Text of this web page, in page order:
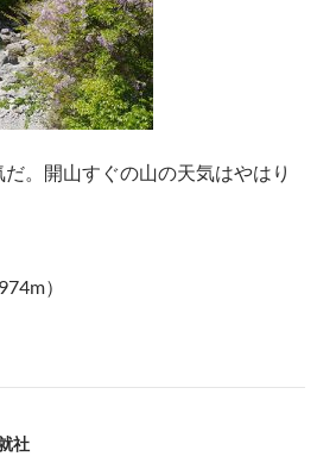
。開山すぐの山の天気はやはり
）
社